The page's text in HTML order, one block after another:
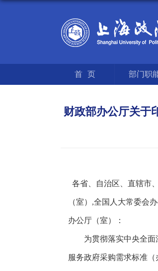
首页 部门职
财政部办公厅关于
各省、自治区、直辖市
（室）,全国人大常委会
办公厅（室）：
为贯彻落实中央全面深
服务政府采购需求标准